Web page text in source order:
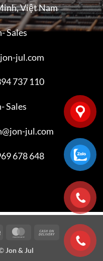
Việt Nam
Sales
jul.com
737 110
Sales
jul.com
678 648
Stripe MasterCardCash
On
Delivery
Jon & Jul